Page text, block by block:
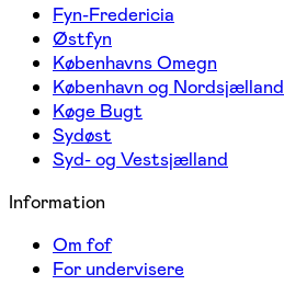
Fyn-Fredericia
Østfyn
Københavns Omegn
København og Nordsjælland
Køge Bugt
Sydøst
Syd- og Vestsjælland
Information
Om fof
For undervisere